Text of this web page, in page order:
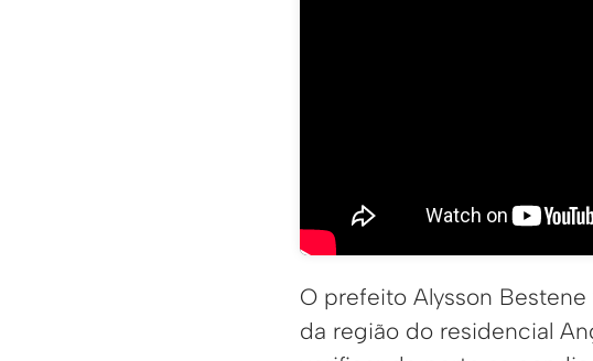
O prefeito Alysson
da região do residencial